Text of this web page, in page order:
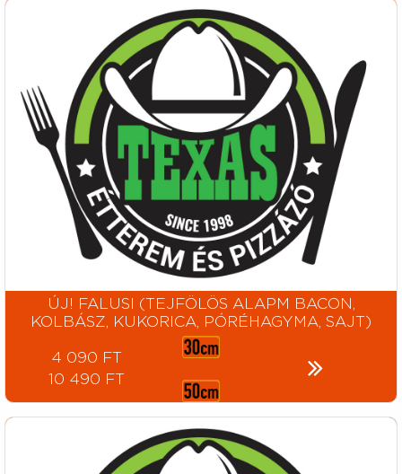
ÚJ! FALUSI (TEJFÖLÖS ALAPM BACON,
KOLBÁSZ, KUKORICA, PÓRÉHAGYMA, SAJT)
4 090 FT
10 490 FT